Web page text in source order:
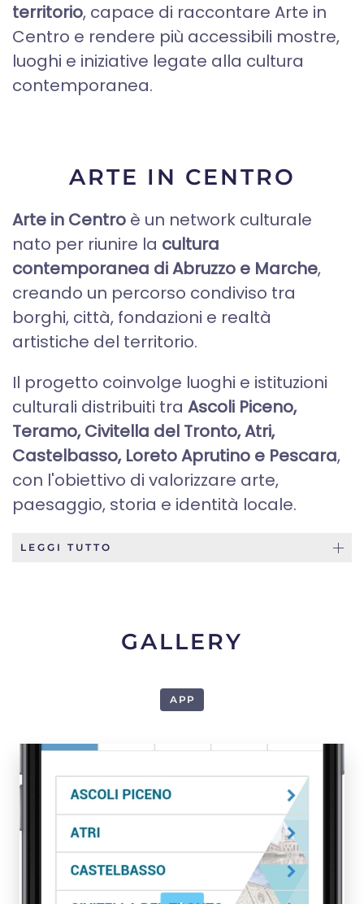
territorio, capace di raccontare Arte in
Centro e rendere più accessibili mostre,
luoghi e iniziative legate alla cultura
contemporanea.
ARTE IN CENTRO
Arte in Centro è un network culturale
nato per riunire la cultura
contemporanea di Abruzzo e Marche,
creando un percorso condiviso tra
borghi, città, fondazioni e realtà
artistiche del territorio.
Il progetto coinvolge luoghi e istituzioni
culturali distribuiti tra Ascoli Piceno,
Teramo, Civitella del Tronto, Atri,
Castelbasso, Loreto Aprutino e Pescara,
con l'obiettivo di valorizzare arte,
paesaggio, storia e identità locale.
LEGGI TUTTO
GALLERY
APP